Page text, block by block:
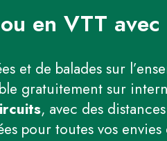
en VTT avec
et de balades sur
gratuitement sur
, avec des
pour toutes vos envies